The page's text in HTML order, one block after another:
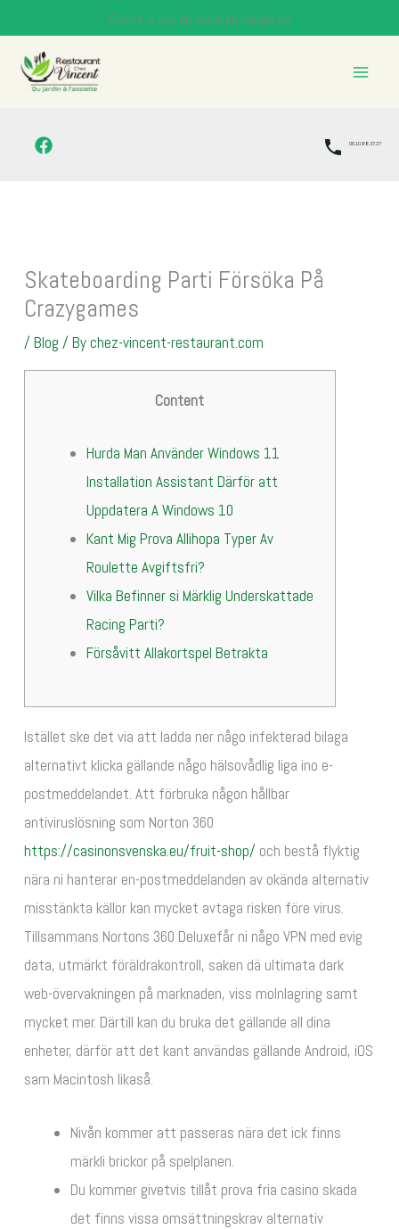
to
content
Ouvert le soir du mardi au dimanche
06.10.88.37.27
Skateboarding Parti Försöka På
Crazygames
/ Blog / Bychez-vincent-restaurant.com
Content
Hurda Man Använder Windows 11
Installation Assistant Därför att
Uppdatera A Windows 10
Kant Mig Prova Allihopa Typer Av
Roulette Avgiftsfri?
Vilka Befinner si Märklig Underskattade
Racing Parti?
Försåvitt Allakortspel Betrakta
Istället ske det via att ladda ner någo infekterad bilaga
alternativt klicka gällande någo hälsovådlig liga ino e-
postmeddelandet. Att förbruka någon hållbar
antiviruslösning som Norton 360
https://casinonsvenska.eu/fruit-shop/ och bestå flyktig
nära ni hanterar en-postmeddelanden av okända alternativ
misstänkta källor kan mycket avtaga risken före virus.
Tillsammans Nortons 360 Deluxefår ni någo VPN med evig
data, utmärkt föräldrakontroll, saken dä ultimata dark
web-övervakningen på marknaden, viss molnlagring samt
mycket mer. Därtill kan du bruka det gällande all dina
enheter, därför att det kant användas gällande Android, iOS
sam Macintosh likaså.
Nivån kommer att passeras nära det ick finns
märkli brickor på spelplanen.
Du kommer givetvis tillåt prova fria casino skada
det finns vissa omsättningskrav alternativ